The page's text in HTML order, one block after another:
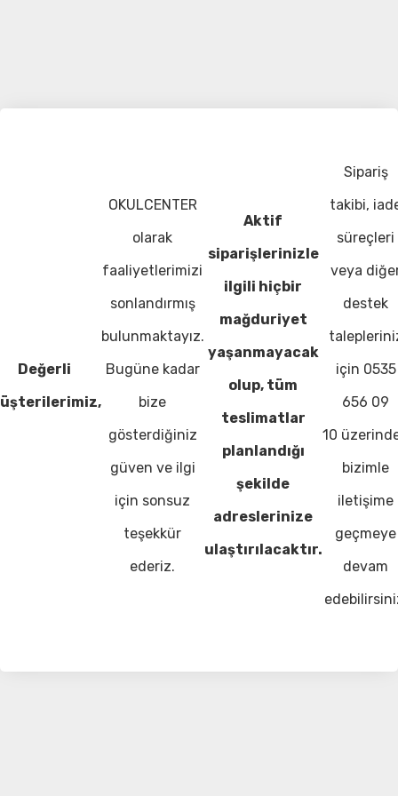
Değerli
OKULCENTER
olarak
faaliyetlerimizi
sonlandırmış
bulunmaktayız.
Bugüne kadar
bize
gösterdiğiniz
güven ve ilgi
için sonsuz
teşekkür
ederiz.
Aktif
siparişlerinizle
ilgili hiçbir
mağduriyet
yaşanmayacak
olup, tüm
teslimatlar
planlandığı
şekilde
adreslerinize
ulaştırılacaktır.
Sipariş
takibi,
süreçleri
veya
destek
için 0535
656 09
10
bizimle
iletişime
geçmeye
devam